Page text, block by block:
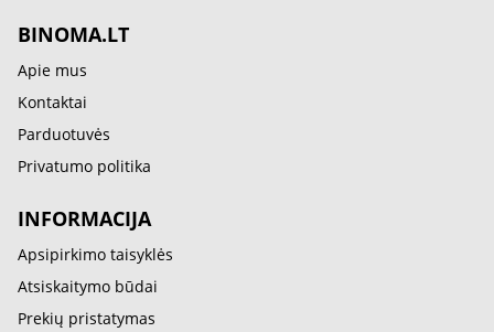
BINOMA.LT
Apie mus
Kontaktai
Parduotuvės
Privatumo politika
INFORMACIJA
Apsipirkimo taisyklės
Atsiskaitymo būdai
Prekių pristatymas